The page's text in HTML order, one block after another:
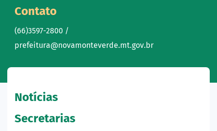
Contato
(66)3597-2800 /
prefeitura@novamonteverde.mt.gov.br
Notícias
Secretarias